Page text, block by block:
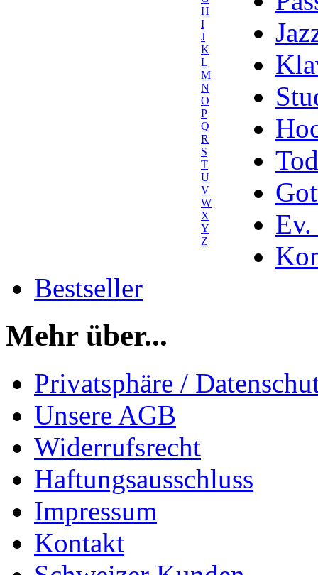
H
I
J
K
L
M
N
O
P
Q
R
S
T
U
V
W
X
Y
Z
Ev.
Bestseller
Mehr über...
Privatsphäre /
Unsere AGB
Widerrufsrecht
Haftungsausschluss
Impressum
Kontakt